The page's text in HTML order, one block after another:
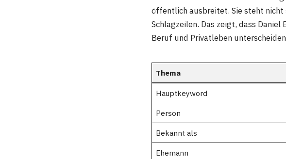
öffentlich ausbreitet. Sie steht
Schlagzeilen. Das zeigt, dass
Beruf und Privatleben
Thema
Hauptkeyword
Person
Bekannt als
Ehemann